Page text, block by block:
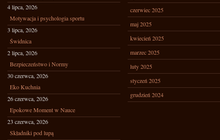
4 lipca, 2026
Motywacja i psychologia sportu
3 lipca, 2026
Świdnica
2 lipca, 2026
Bezpieczeństwo i Normy
30 czerwca, 2026
Eko Kuchnia
26 czerwca, 2026
Epokowe Moment w Nauce
23 czerwca, 2026
Składniki pod lupą
czerwiec 2025
maj 2025
kwiecień 2025
marzec 2025
luty 2025
styczeń 2025
grudzień 2024